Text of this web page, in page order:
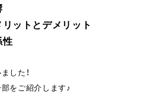
ットとデメリット
性
した！
をご紹介します♪